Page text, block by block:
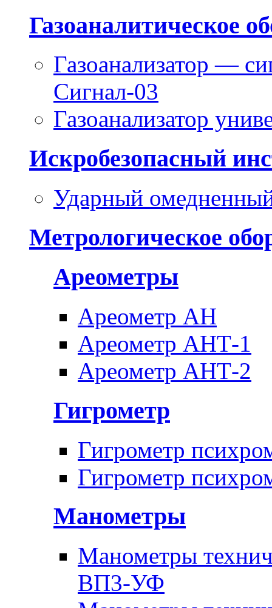
Газоаналитическое
Газоанализатор —
Сигнал-03
Газоанализатор
Искробезопасный
Ударный
Метрологическое
Ареометры
Ареометр АН
Ареометр АНТ-1
Ареометр АНТ-2
Гигрометр
Гигрометр
Гигрометр
Манометры
Манометры
ВП3-УФ